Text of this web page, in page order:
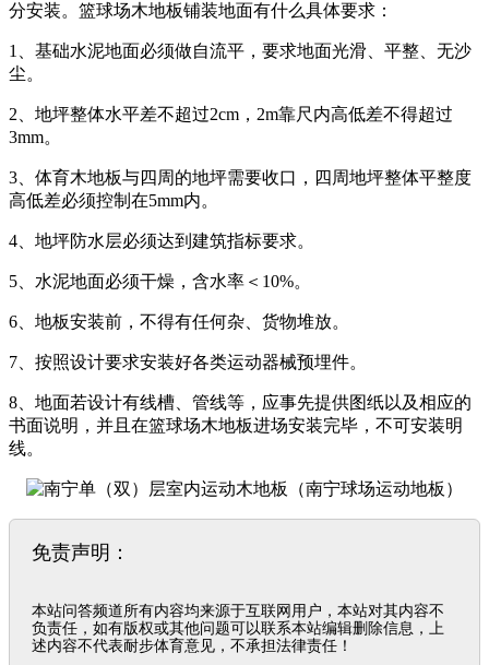
分安装。篮球场木地板铺装地面有什么具体要求：
1、基础水泥地面必须做自流平，要求地面光滑、平整、无沙
尘。
2、地坪整体水平差不超过2cm，2m靠尺内高低差不得超过
3mm。
3、体育木地板与四周的地坪需要收口，四周地坪整体平整度
高低差必须控制在5mm内。
4、地坪防水层必须达到建筑指标要求。
5、水泥地面必须干燥，含水率＜10%。
6、地板安装前，不得有任何杂、货物堆放。
7、按照设计要求安装好各类运动器械预埋件。
8、地面若设计有线槽、管线等，应事先提供图纸以及相应的
书面说明，并且在篮球场木地板进场安装完毕，不可安装明
线。
免责声明：
本站问答频道所有内容均来源于互联网用户，本站对其内容不
负责任，如有版权或其他问题可以联系本站编辑删除信息，上
述内容不代表耐步体育意见，不承担法律责任！